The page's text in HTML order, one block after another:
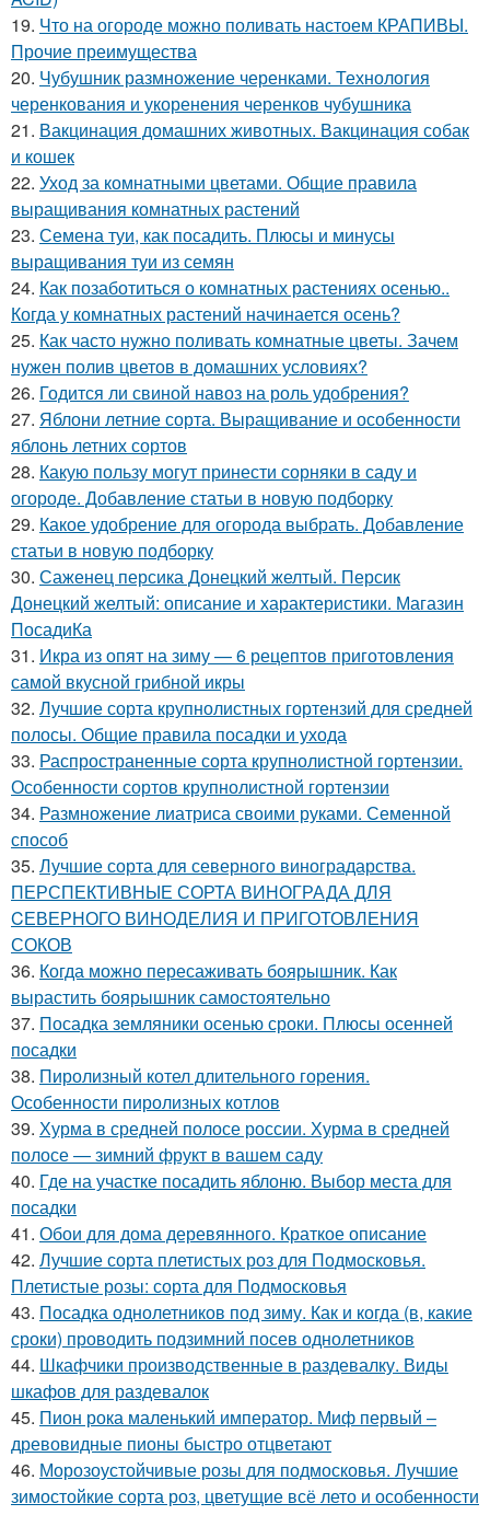
19. Что на огороде можно поливать настоем КРАПИВЫ.
Прочие преимущества
20. Чубушник размножение черенками. Технология
черенкования и укоренения черенков чубушника
21. Вакцинация домашних животных. Вакцинация собак
и кошек
22. Уход за комнатными цветами. Общие правила
выращивания комнатных растений
23. Семена туи, как посадить. Плюсы и минусы
выращивания туи из семян
24. Как позаботиться о комнатных растениях осенью..
Когда у комнатных растений начинается осень?
25. Как часто нужно поливать комнатные цветы. Зачем
нужен полив цветов в домашних условиях?
26. Годится ли свиной навоз на роль удобрения?
27. Яблони летние сорта. Выращивание и особенности
яблонь летних сортов
28. Какую пользу могут принести сорняки в саду и
огороде. Добавление статьи в новую подборку
29. Какое удобрение для огорода выбрать. Добавление
статьи в новую подборку
30. Саженец персика Донецкий желтый. Персик
Донецкий желтый: описание и характеристики. Магазин
ПосадиКа
31. Икра из опят на зиму — 6 рецептов приготовления
самой вкусной грибной икры
32. Лучшие сорта крупнолистных гортензий для средней
полосы. Общие правила посадки и ухода
33. Распространенные сорта крупнолистной гортензии.
Особенности сортов крупнолистной гортензии
34. Размножение лиатриса своими руками. Семенной
способ
35. Лучшие сорта для северного виноградарства.
ПЕРСПЕКТИВНЫЕ СОРТА ВИНОГРАДА ДЛЯ
CЕВЕРНОГО ВИНОДЕЛИЯ И ПРИГОТОВЛЕНИЯ
СОКОВ
36. Когда можно пересаживать боярышник. Как
вырастить боярышник самостоятельно
37. Посадка земляники осенью сроки. Плюсы осенней
посадки
38. Пиролизный котел длительного горения.
Особенности пиролизных котлов
39. Хурма в средней полосе россии. Хурма в средней
полосе — зимний фрукт в вашем саду
40. Где на участке посадить яблоню. Выбор места для
посадки
41. Обои для дома деревянного. Краткое описание
42. Лучшие сорта плетистых роз для Подмосковья.
Плетистые розы: сорта для Подмосковья
43. Посадка однолетников под зиму. Как и когда (в, какие
сроки) проводить подзимний посев однолетников
44. Шкафчики производственные в раздевалку. Виды
шкафов для раздевалок
45. Пион рока маленький император. Миф первый –
древовидные пионы быстро отцветают
46. Морозоустойчивые розы для подмосковья. Лучшие
зимостойкие сорта роз, цветущие всё лето и особенности